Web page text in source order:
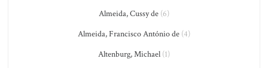
Almeida, Cussy de (6)
Almeida, Francisco António de (4)
Altenburg, Michael (1)